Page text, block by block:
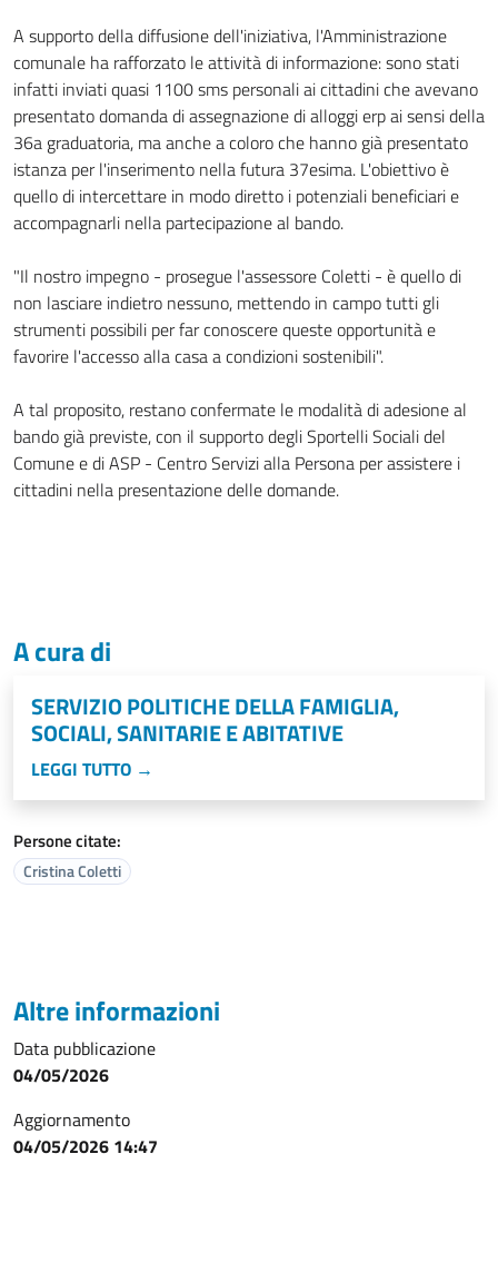
A supporto della diffusione dell'iniziativa, l'Amministrazione
comunale ha rafforzato le attività di informazione: sono stati
infatti inviati quasi 1100 sms personali ai cittadini che avevano
presentato domanda di assegnazione di alloggi erp ai sensi della
36a graduatoria, ma anche a coloro che hanno già presentato
istanza per l'inserimento nella futura 37esima. L'obiettivo è
quello di intercettare in modo diretto i potenziali beneficiari e
accompagnarli nella partecipazione al bando.
"Il nostro impegno - prosegue l'assessore Coletti - è quello di
non lasciare indietro nessuno, mettendo in campo tutti gli
strumenti possibili per far conoscere queste opportunità e
favorire l'accesso alla casa a condizioni sostenibili".
A tal proposito, restano confermate le modalità di adesione al
bando già previste, con il supporto degli Sportelli Sociali del
Comune e di ASP - Centro Servizi alla Persona per assistere i
cittadini nella presentazione delle domande.
A cura di
SERVIZIO POLITICHE DELLA FAMIGLIA,
SOCIALI, SANITARIE E ABITATIVE
LEGGI TUTTO →
Persone citate:
Cristina Coletti
Altre informazioni
Data pubblicazione
04/05/2026
Aggiornamento
04/05/2026 14:47